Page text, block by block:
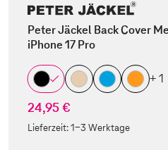
Peter Jäckel Back Cover
iPhone 17 Pro
+ 1
24,95 €
Lieferzeit:1-3 Werktage